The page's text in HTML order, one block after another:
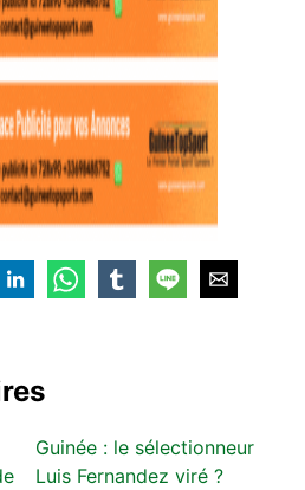
Guinée : le sélectionneur
Luis Fernandez viré ?